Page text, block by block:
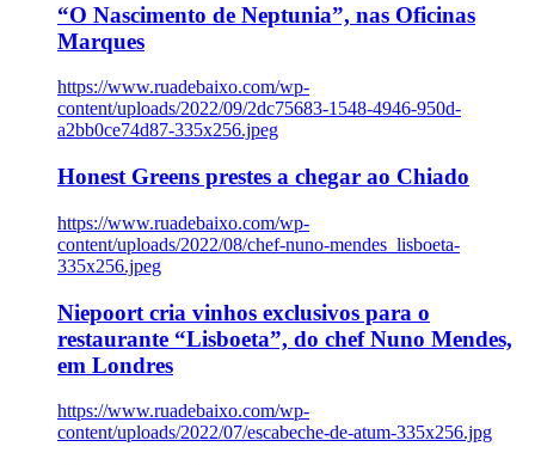
“O Nascimento de Neptunia”, nas Oficinas
Marques
https://www.ruadebaixo.com/wp-
content/uploads/2022/09/2dc75683-1548-4946-950d-
a2bb0ce74d87-335x256.jpeg
Honest Greens prestes a chegar ao Chiado
https://www.ruadebaixo.com/wp-
content/uploads/2022/08/chef-nuno-mendes_lisboeta-
335x256.jpeg
Niepoort cria vinhos exclusivos para o
restaurante “Lisboeta”, do chef Nuno Mendes,
em Londres
https://www.ruadebaixo.com/wp-
content/uploads/2022/07/escabeche-de-atum-335x256.jpg